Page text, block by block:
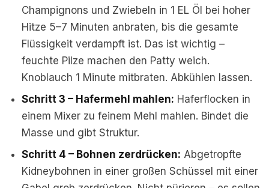
Champignons und Zwiebeln in 1 EL Öl bei hoher
Hitze 5–7 Minuten anbraten, bis die gesamte
Flüssigkeit verdampft ist. Das ist wichtig –
feuchte Pilze machen den Patty weich.
Knoblauch 1 Minute mitbraten. Abkühlen lassen.
Schritt 3 – Hafermehl mahlen: Haferflocken in
einem Mixer zu feinem Mehl mahlen. Bindet die
Masse und gibt Struktur.
Schritt 4 – Bohnen zerdrücken: Abgetropfte
Kidneybohnen in einer großen Schüssel mit einer